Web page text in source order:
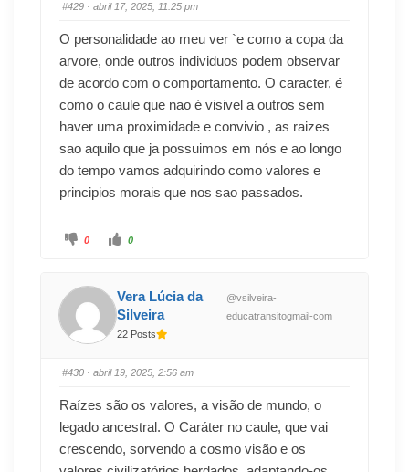
#429 · abril 17, 2025, 11:25 pm
O personalidade ao meu ver `e como a copa da
arvore, onde outros individuos podem observar
de acordo com o comportamento. O caracter, é
como o caule que nao é visivel a outros sem
haver uma proximidade e convivio , as raizes
sao aquilo que ja possuimos em nós e ao longo
do tempo vamos adquirindo como valores e
principios morais que nos sao passados.
0 0
Vera Lúcia da
Silveira
@vsilveira-
educatransitogmail-com
22 Posts
#430 · abril 19, 2025, 2:56 am
Raízes são os valores, a visão de mundo, o
legado ancestral. O Caráter no caule, que vai
crescendo, sorvendo a cosmo visão e os